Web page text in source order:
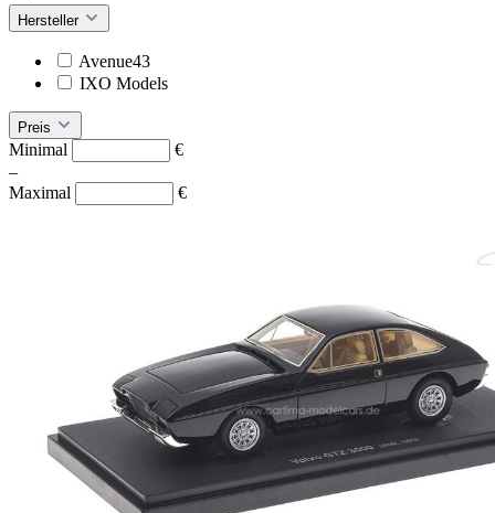
Hersteller
Avenue43
IXO Models
Preis
Minimal
€
–
Maximal
€